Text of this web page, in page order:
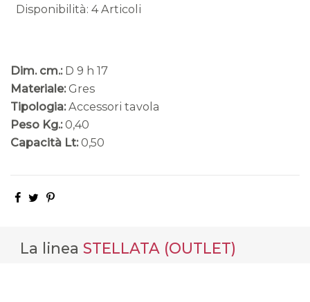
Disponibilità: 4 Articoli
Dim. cm.: D 9 h 17
Materiale: Gres
Tipologia: Accessori tavola
Peso Kg.: 0,40
Capacità Lt: 0,50
La linea STELLATA (OUTLET)